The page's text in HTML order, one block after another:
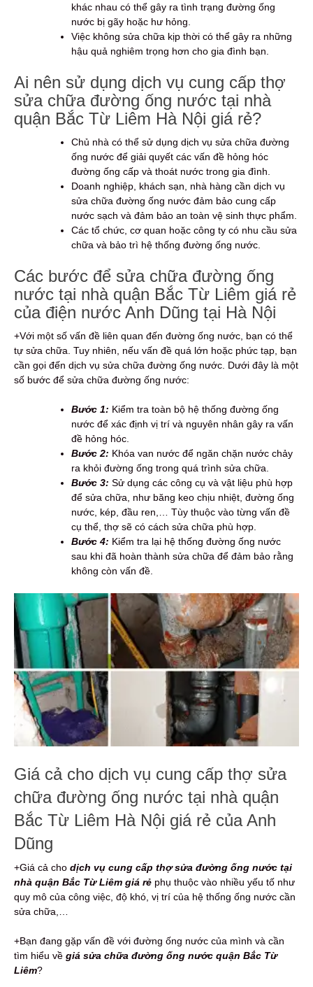
khác nhau có thể gây ra tình trạng đường ống
nước bị gãy hoặc hư hỏng.
Việc không sửa chữa kịp thời có thể gây ra những
hậu quả nghiêm trọng hơn cho gia đình bạn.
Ai nên sử dụng dịch vụ cung cấp thợ
sửa chữa đường ống nước tại nhà
quận Bắc Từ Liêm Hà Nội giá rẻ?
Chủ nhà có thể sử dụng dịch vụ sửa chữa đường
ống nước để giải quyết các vấn đề hỏng hóc
đường ống cấp và thoát nước trong gia đình.
Doanh nghiệp, khách sạn, nhà hàng cần dịch vụ
sửa chữa đường ống nước đảm bảo cung cấp
nước sạch và đảm bảo an toàn vệ sinh thực phẩm.
Các tổ chức, cơ quan hoặc công ty có nhu cầu sửa
chữa và bảo trì hệ thống đường ống nước.
Các bước để sửa chữa đường ống
nước tại nhà quận Bắc Từ Liêm giá rẻ
của điện nước Anh Dũng tại Hà Nội
+Với một số vấn đề liên quan đến đường ống nước, bạn có thể
tự sửa chữa. Tuy nhiên, nếu vấn đề quá lớn hoặc phức tạp, bạn
cần gọi đến dịch vụ sửa chữa đường ống nước. Dưới đây là một
số bước để sửa chữa đường ống nước:
Bước 1: Kiểm tra toàn bộ hệ thống đường ống
nước để xác định vị trí và nguyên nhân gây ra vấn
đề hỏng hóc.
Bước 2: Khóa van nước để ngăn chặn nước chảy
ra khỏi đường ống trong quá trình sửa chữa.
Bước 3: Sử dụng các công cụ và vật liệu phù hợp
để sửa chữa, như băng keo chịu nhiệt, đường ống
nước, kép, đầu ren,… Tùy thuộc vào từng vấn đề
cụ thể, thợ sẽ có cách sửa chữa phù hợp.
Bước 4: Kiểm tra lại hệ thống đường ống nước
sau khi đã hoàn thành sửa chữa để đảm bảo rằng
không còn vấn đề.
Giá cả cho dịch vụ cung cấp thợ sửa
chữa đường ống nước tại nhà quận
Bắc Từ Liêm Hà Nội giá rẻ của Anh
Dũng
+Giá cả cho dịch vụ cung cấp thợ sửa đường ống nước tại
nhà quận Bắc Từ Liêm giá rẻ phụ thuộc vào nhiều yếu tố như
quy mô của công việc, độ khó, vị trí của hệ thống ống nước cần
sửa chữa,…
+Bạn đang gặp vấn đề với đường ống nước của mình và cần
tìm hiểu về giá sửa chữa đường ống nước quận Bắc Từ
Liêm?